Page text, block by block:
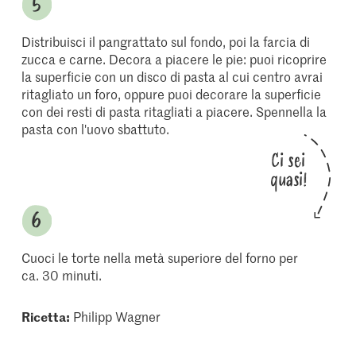
Distribuisci il pangrattato sul fondo, poi la farcia di
zucca e carne. Decora a piacere le pie: puoi ricoprire
la superficie con un disco di pasta al cui centro avrai
ritagliato un foro, oppure puoi decorare la superficie
con dei resti di pasta ritagliati a piacere. Spennella la
pasta con l'uovo sbattuto.
Ci sei
quasi!
Cuoci le torte nella metà superiore del forno per
ca. 30 minuti.
Ricetta: Philipp Wagner